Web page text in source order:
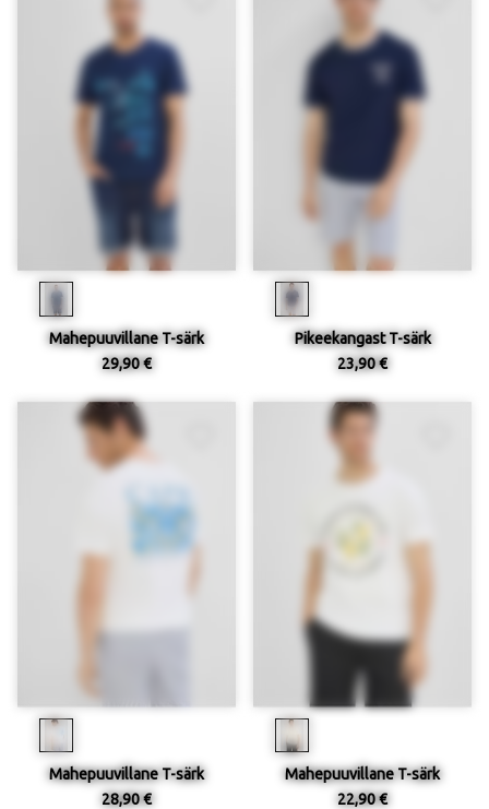
Mahepuuvillane T-särk
29,90 €
Pikeekangast T-särk
23,90 €
Mahepuuvillane T-särk
28,90 €
Mahepuuvillane T-särk
22,90 €